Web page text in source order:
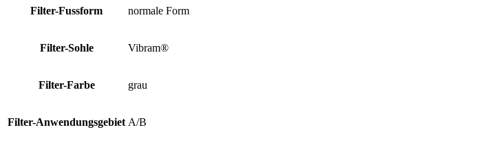
Filter-Fussform normale Form
Filter-Sohle Vibram®
Filter-Farbe grau
Filter-Anwendungsgebiet A/B